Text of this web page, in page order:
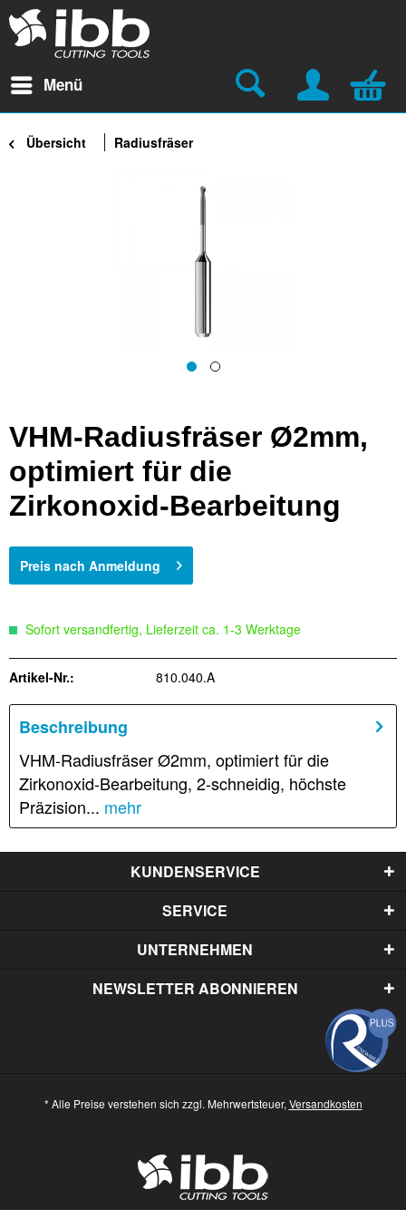
Menü
Übersicht Radiusfräser
VHM-Radiusfräser Ø2mm,
optimiert für die
Zirkonoxid-Bearbeitung
Preis nach Anmeldung
Sofort versandfertig, Lieferzeit ca. 1-3 Werktage
Artikel-Nr.: 810.040.A
Beschreibung
VHM-Radiusfräser Ø2mm, optimiert für die
Zirkonoxid-Bearbeitung, 2-schneidig, höchste
Präzision... mehr
KUNDENSERVICE
SERVICE
UNTERNEHMEN
NEWSLETTER ABONNIEREN
* Alle Preise verstehen sich zzgl. Mehrwertsteuer, Versandkosten